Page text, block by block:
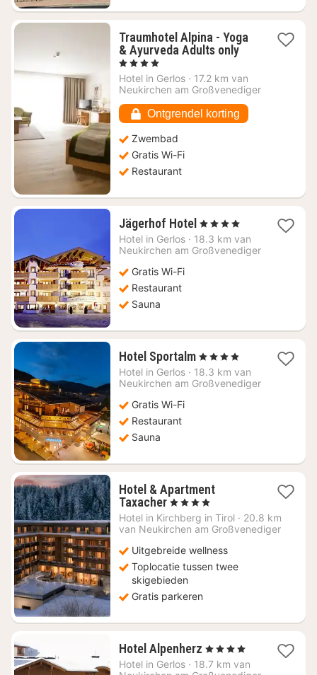
Traumhotel Alpina - Yoga
& Ayurveda Adults only1
vanaf
€
405,78
, 4 Sterren
Hotel in Gerlos · 17.2 km van
Neukirchen am Großvenediger
Ontgrendel korting
Zwembad
Gratis Wi-Fi
Restaurant
Jägerhof Hotel 1
nacht
vanaf
, 4 Sterren
Hotel in Gerlos · 18.3 km van
Neukirchen am Großvenediger
Gratis Wi-Fi
Restaurant
Sauna
Hotel Sportalm1
nacht
vanaf
, 4 Sterren
Hotel in Gerlos · 18.3 km van
Neukirchen am Großvenediger
Gratis Wi-Fi
Restaurant
Sauna
Hotel & Apartment
Taxacher1
nacht
vanaf
160
, 4 Sterren
Hotel in Kirchberg in Tirol · 20.8 km
van Neukirchen am Großvenediger
Uitgebreide wellness
Toplocatie tussen twee
skigebieden
Gratis parkeren
Hotel Alpenherz 1
nacht
, 4 Sterren
Hotel in Gerlos · 18.7 km van